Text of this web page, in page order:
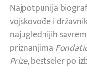
Najpotpunija
vojskovođe i
najuglednijih
priznanjima
Prize, bestseler po